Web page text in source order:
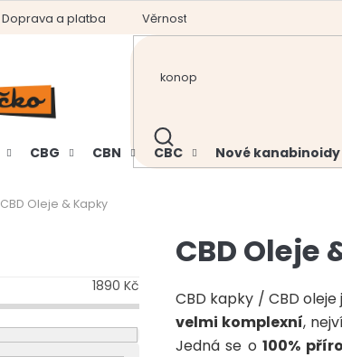
Doprava a platba Věrnostní program
HLEDAT
CBG CBN CBC Nové kanabinoidy
CBD Oleje & Kapky
1890 Kč
CBD Oleje
CBD kapky / CBD oleje
velmi komplexní,
Jedná se o100%